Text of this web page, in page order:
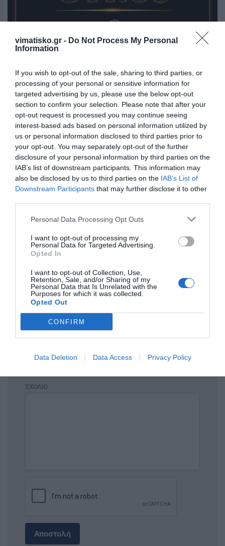
vimatisko.gr - Do Not Process My Personal
Information
If you wish to opt-out of the sale, sharing to third parties, or
processing of your personal or sensitive information for
targeted advertising by us, please use the below opt-out
section to confirm your selection. Please note that after your
opt-out request is processed you may continue seeing
interest-based ads based on personal information utilized by
us or personal information disclosed to third parties prior to
your opt-out. You may separately opt-out of the further
disclosure of your personal information by third parties on the
IAB’s list of downstream participants. This information may
also be disclosed by us to third parties on the IAB’s List of
Downstream Participants that may further disclose it to other
Personal Data Processing Opt Outs
I want to opt-out of processing my
Personal Data for Targeted Advertising.
Opted In
I want to opt-out of Collection, Use,
Retention, Sale, and/or Sharing of my
Personal Data that Is Unrelated with the
Purposes for which it was collected.
Opted Out
CONFIRM
Data Deletion Data Access Privacy Policy
Η ανωνυμία είναι το καλύτερο κρησφύγετο δειλίας και
χυδαιότητας!
Σχόλια 0
Πρόσθεσε ένα σχόλιο
ΟΝΟΜΑ
ΣΧΟΛΙΟ
Αποστολή